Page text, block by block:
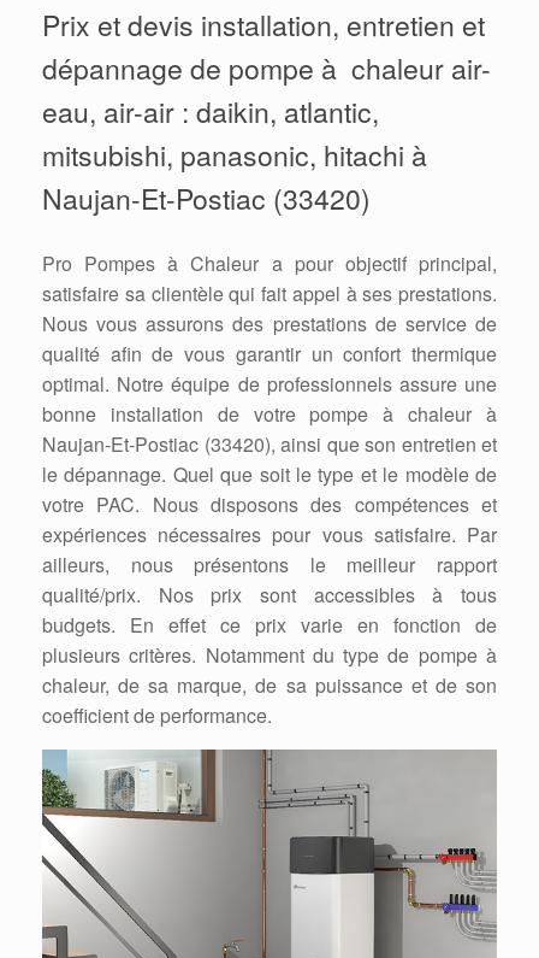
Prix et devis installation, entretien et
dépannage de pompe à chaleur air-
eau, air-air : daikin, atlantic,
mitsubishi, panasonic, hitachi à
Naujan-Et-Postiac (33420)
Pro Pompes à Chaleur a pour objectif principal,
satisfaire sa clientèle qui fait appel à ses prestations.
Nous vous assurons des prestations de service de
qualité afin de vous garantir un confort thermique
optimal. Notre équipe de professionnels assure une
bonne installation de votre pompe à chaleur à
Naujan-Et-Postiac (33420), ainsi que son entretien et
le dépannage. Quel que soit le type et le modèle de
votre PAC. Nous disposons des compétences et
expériences nécessaires pour vous satisfaire. Par
ailleurs, nous présentons le meilleur rapport
qualité/prix. Nos prix sont accessibles à tous
budgets. En effet ce prix varie en fonction de
plusieurs critères. Notamment du type de pompe à
chaleur, de sa marque, de sa puissance et de son
coefficient de performance.